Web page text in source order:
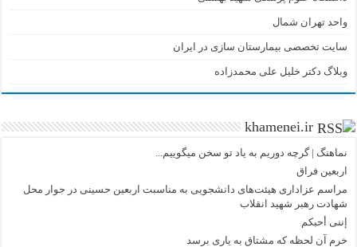
واحد تهران شمال
سایت تخصصی بیمارستان سازی در ایران
وبلاگ دکتر خلیل علی محمدزاده
khamenei.ir
نماهنگ |‌ گرچه دوریم به یاد تو سخن میگوییم...
اربعین فراق
مراسم عزاداری هیئت‌های دانشجویی به مناسبت اربعین حسینی در جوار محل
شهادت رهبر شهید انقلاب
إننی أحبکم
خرم آن لحظه که مشتاق به یاری برسد